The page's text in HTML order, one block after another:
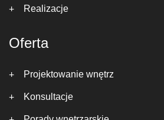
Realizacje
Oferta
Projektowanie wnętrz
Konsultacje